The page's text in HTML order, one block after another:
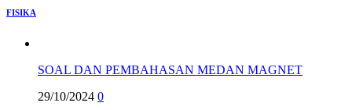
FISIKA
SOAL DAN PEMBAHASAN MEDAN MAGNET
29/10/2024 0